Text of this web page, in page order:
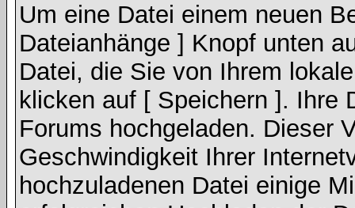
Um eine Datei einem neuen
Dateianhänge ] Knopf unten
Datei, die Sie von Ihrem
klicken auf [ Speichern ]. Ihre
Forums hochgeladen. Dieser
Geschwindigkeit Ihrer
hochzuladenen Datei einige